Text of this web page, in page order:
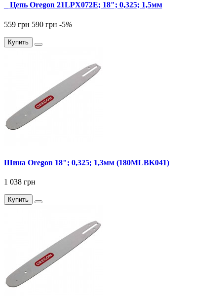
_ Цепь Oregon 21LPX072E; 18"; 0,325; 1,5мм
559 грн 590 грн -5%
Купить
Шина Oregon 18"; 0,325; 1,3мм (180MLBK041)
1 038 грн
Купить